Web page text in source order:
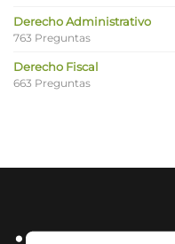
Derecho Administrativo
763 Preguntas
Derecho Fiscal
663 Preguntas